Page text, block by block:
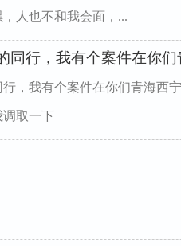
人也不和我会面，...
同行，我有个案件在你
，我有个案件在你们青海西
调取一下